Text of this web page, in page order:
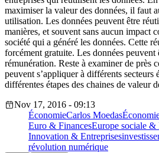
maximiser la valeur des données, il faut
utilisation. Les données peuvent être
manières, et souvent sans aucun impact
société qui a généré les données. Cette
forcément gratuite. Les données peuvent
rémunération. Reste à examiner de près
peuvent s’appliquer à différents secteurs
différentes étapes des chaines de valeur
Nov 17, 2016 - 09:13
ÉconomieCarlos Moedas
Euro & FinancesEurope sociale &
Innovation & Entreprises
révolution numérique